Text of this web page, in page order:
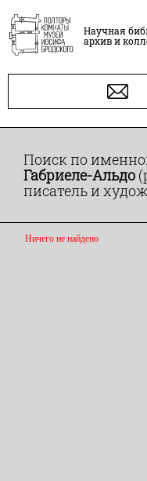
Научная
архив и
Поиск по
Габриеле-Альдо
писатель и
Ничего не найдено